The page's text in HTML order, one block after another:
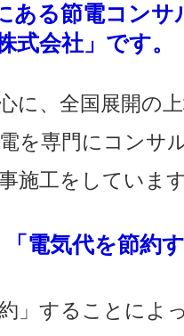
ある節電コン
式会社」です。
に、全国展開の
を専門にコンサ
施工をしていま
「電気代を節約
」することによ